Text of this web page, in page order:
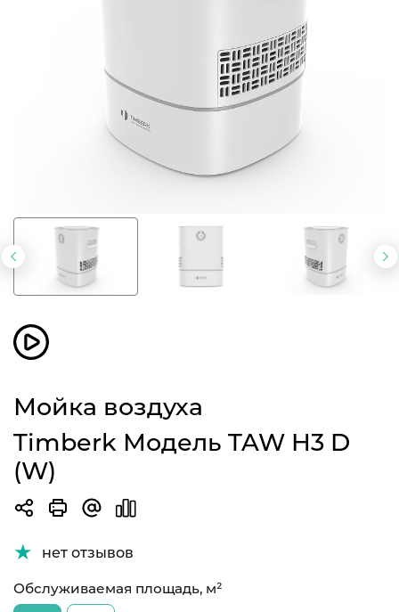
Предыдущий
слайд
Мойка воздуха
Timberk Модель TAW H3 D
(W)
нет отзывов
Обслуживаемая площадь, м²